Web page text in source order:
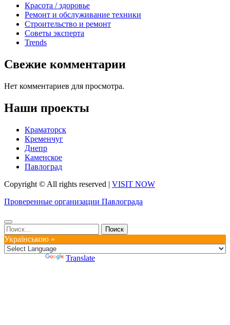
Красота / здоровье
Ремонт и обслуживание техники
Строительство и ремонт
Советы эксперта
Trends
Свежие комментарии
Нет комментариев для просмотра.
Наши проекты
Краматорск
Кременчуг
Днепр
Каменское
Павлоград
Copyright © All rights reserved | VISIT NOW
Проверенные организации Павлограда
Найти:
Українською »
Translate